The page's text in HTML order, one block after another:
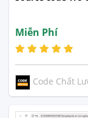
Miễn Phí
Code Chất